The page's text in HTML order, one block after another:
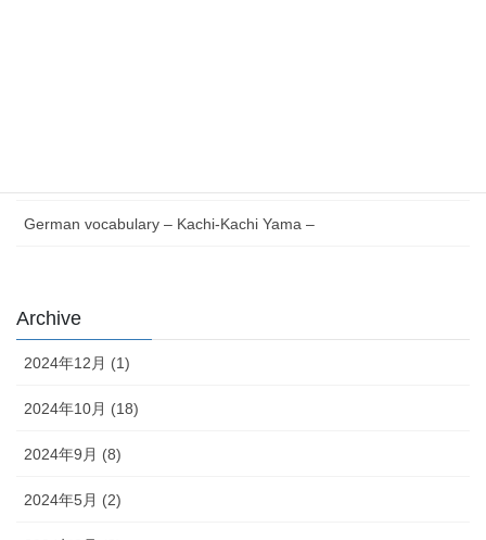
German vocabulary – Kachi-Kachi Yama –
Archive
2024年12月 (1)
2024年10月 (18)
2024年9月 (8)
2024年5月 (2)